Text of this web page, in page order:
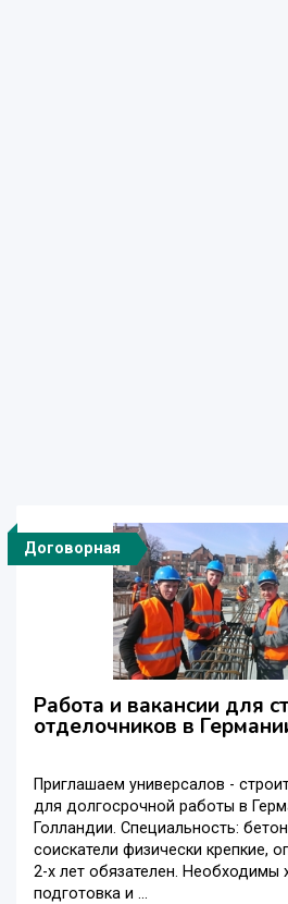
Договорная
Работа и вакансии для
отделочников в
Приглашаем универсалов -
для долгосрочной работы в
Голландии. Специальность:
соискатели физически крепкие,
2-х лет обязателен. Необходимы
подготовка и ...